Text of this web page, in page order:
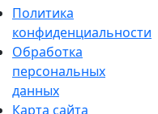
Политика
конфиденциальности
Обработка
персональных
данных
Карта сайта